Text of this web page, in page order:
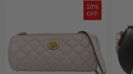
10%
OFF